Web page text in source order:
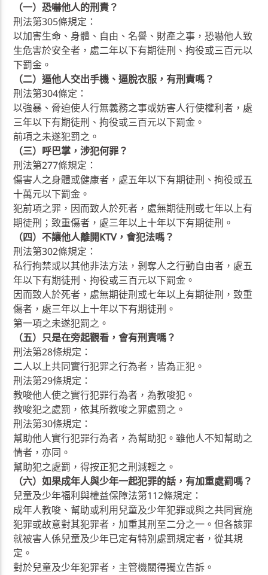
（一）恐嚇他人的刑責？
刑法第305條規定：
以加害生命、身體、自由、名譽、財產之事，恐嚇他人致
生危害於安全者，處二年以下有期徒刑、拘役或三百元以
下罰金。
（二）逼他人交出手機、逼脫衣服，有刑責嗎？
刑法第304條定：
以強暴、脅迫使人行無義務之事或妨害人行使權利者，處
三年以下有期徒刑、拘役或三百元以下罰金。
前項之未遂犯罰之。
（三）呼巴掌，涉犯何罪？
刑法第277條規定：
傷害人之身體或健康者，處五年以下有期徒刑、拘役或五
十萬元以下罰金。
犯前項之罪，因而致人於死者，處無期徒刑或七年以上有
期徒刑；致重傷者，處三年以上十年以下有期徒刑。
（四）不讓他人離開KTV，會犯法嗎？
刑法第302條規定：
私行拘禁或以其他非法方法，剝奪人之行動自由者，處五
年以下有期徒刑、拘役或三百元以下罰金。
因而致人於死者，處無期徒刑或七年以上有期徒刑，致重
傷者，處三年以上十年以下有期徒刑。
第一項之未遂犯罰之。
（五）只是在旁起觀看，會有刑責嗎？
刑法第28條規定：
二人以上共同實行犯罪之行為者，皆為正犯。
刑法第29條規定：
教唆他人使之實行犯罪行為者，為教唆犯。
教唆犯之處罰，依其所教唆之罪處罰之。
刑法第30條規定：
幫助他人實行犯罪行為者，為幫助犯。雖他人不知幫助之
情者，亦同。
幫助犯之處罰，得按正犯之刑減輕之。
（六）如果成年人與少年一起犯罪的話，有加重處罰嗎？
兒童及少年福利與權益保障法第112條規定：
成年人教唆、幫助或利用兒童及少年犯罪或與之共同實施
犯罪或故意對其犯罪者，加重其刑至二分之一。但各該罪
就被害人係兒童及少年已定有特別處罰規定者，從其規
定。
對於兒童及少年犯罪者，主管機關得獨立告訴。